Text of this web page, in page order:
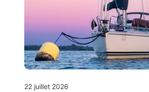
22 juillet 2026